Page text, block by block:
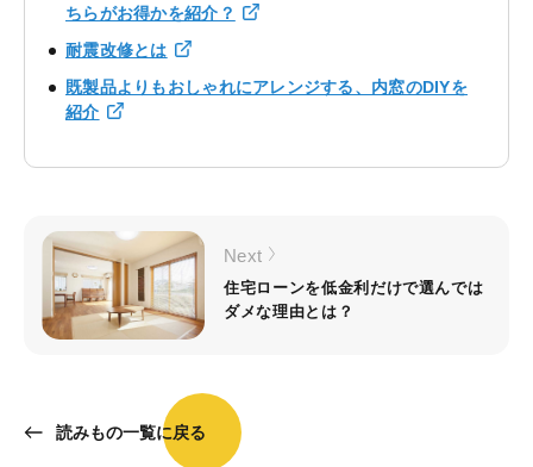
ちらがお得かを紹介？
耐震改修とは
既製品よりもおしゃれにアレンジする、内窓のDIYを
紹介
読みもの一覧に戻る
Next
住宅ローンを低金利だけで選んでは
ダメな理由とは？